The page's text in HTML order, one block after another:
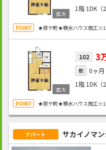
1階 1DK（
★除ケ町★積水ハウス施工
102 3
敷 0ヶ月
1階 1DK（
★除ケ町★積水ハウス施工
アパート サカイノマ